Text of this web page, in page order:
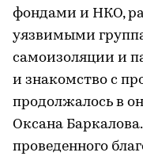
фондами и НКО,
уязвимыми
самоизоляции и
и знакомство с
продолжалось в
Оксана
проведенного